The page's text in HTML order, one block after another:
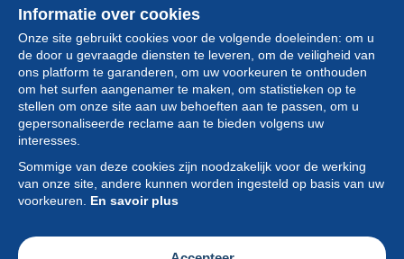
Informatie over cookies
Onze site gebruikt cookies voor de volgende doeleinden: om u
de door u gevraagde diensten te leveren, om de veiligheid van
ons platform te garanderen, om uw voorkeuren te onthouden
om het surfen aangenamer te maken, om statistieken op te
stellen om onze site aan uw behoeften aan te passen, om u
gepersonaliseerde reclame aan te bieden volgens uw
interesses.
Sommige van deze cookies zijn noodzakelijk voor de werking
van onze site, andere kunnen worden ingesteld op basis van uw
voorkeuren. En savoir plus
Collectie
Nieuws
Functie
Vereniging